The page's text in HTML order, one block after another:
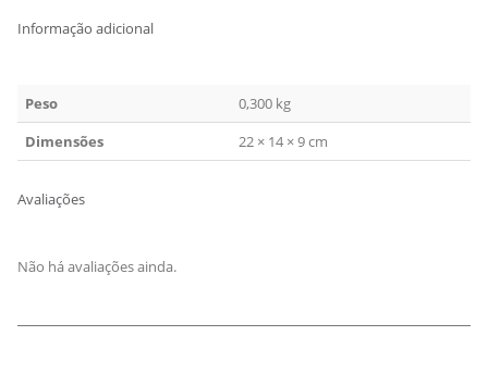
Informação adicional
Peso
0,300 kg
Dimensões
22 × 14 × 9 cm
Avaliações
Não há avaliações ainda.